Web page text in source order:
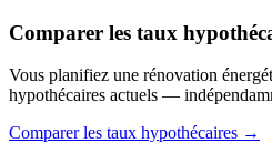
Comparer les taux
Vous planifiez une rénovation
hypothécaires actuels —
Comparer les taux hypothécaires →